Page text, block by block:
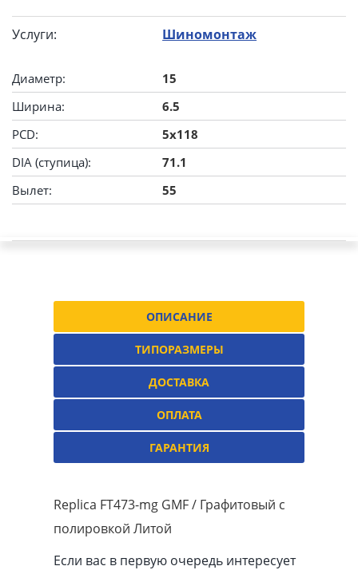
Услуги: Шиномонтаж
Диаметр:
15
Ширина:
6.5
PCD:
5x118
DIA (ступица):
71.1
Вылет:
55
ОПИСАНИЕ
ТИПОРАЗМЕРЫ
ДОСТАВКА
ОПЛАТА
ГАРАНТИЯ
Replica FT473-mg GMF / Графитовый с
полировкой Литой
Если вас в первую очередь интересует